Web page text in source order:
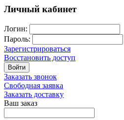
Личный кабинет
Логин:
Пароль:
Зарегистрироваться
Восстановить доступ
Войти
Заказать звонок
Свободная заявка
Заказать доставку
Ваш заказ